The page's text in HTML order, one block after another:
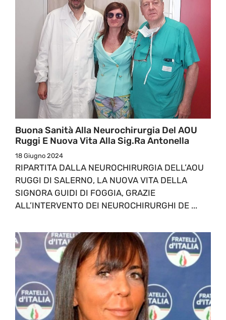
Buona Sanità Alla Neurochirurgia Del AOU
Ruggi E Nuova Vita Alla Sig.ra Antonella
18 Giugno 2024
RIPARTITA DALLA NEUROCHIRURGIA DELL’AOU
RUGGI DI SALERNO, LA NUOVA VITA DELLA
SIGNORA GUIDI DI FOGGIA, GRAZIE
ALL’INTERVENTO DEI NEUROCHIRURGHI DE ...